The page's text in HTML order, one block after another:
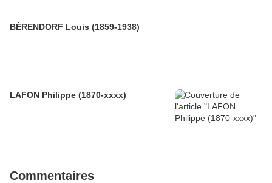
BÉRENDORF Louis (1859-1938)
LAFON Philippe (1870-xxxx)
Commentaires